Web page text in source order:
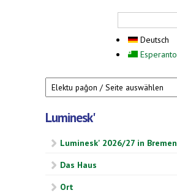
Deutsch
Esperanto
Luminesk'
Luminesk' 2026/27 in Bremen
Das Haus
Ort